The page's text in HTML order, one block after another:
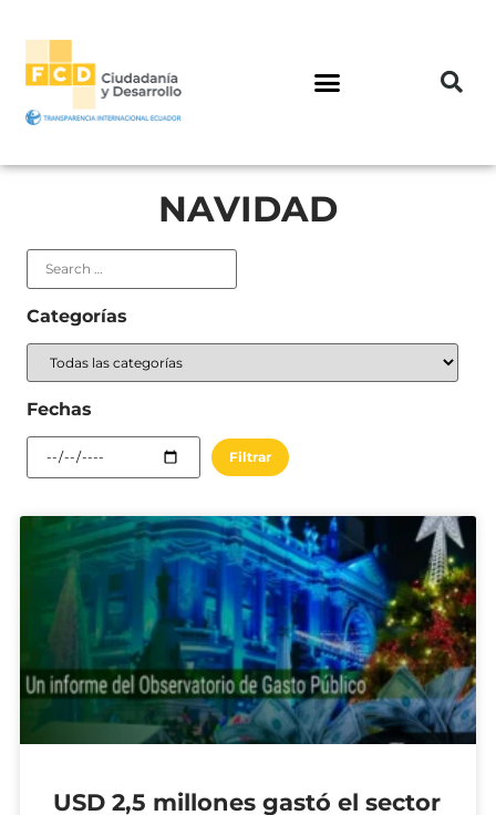
NAVIDAD
Categorías
Fechas
USD 2,5 millones gastó el sector